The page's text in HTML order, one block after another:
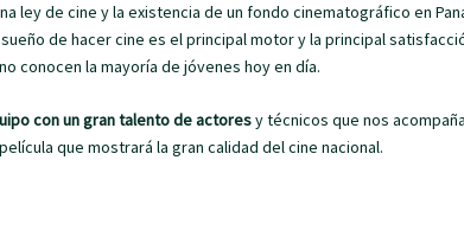
ley de cine y la existencia de un fondo cinematográfico en
de hacer cine es el principal motor y la principal
conocen la mayoría de jóvenes hoy en día.
con un gran talento de actoresy técnicos que nos
que mostrará la gran calidad del cine nacional.